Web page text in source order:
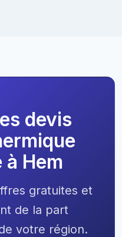
devis
Hem
gratuites et
de la part
votre région.